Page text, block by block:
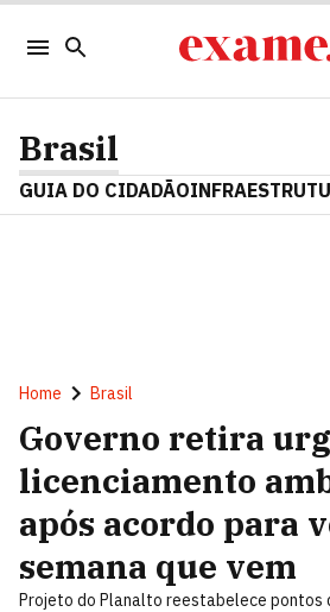
Brasil
GUIA DO CIDADÃO
Home Brasil
Governo retira
licenciamento
após acordo para
semana que vem
Projeto do Planalto reestabelece pontos